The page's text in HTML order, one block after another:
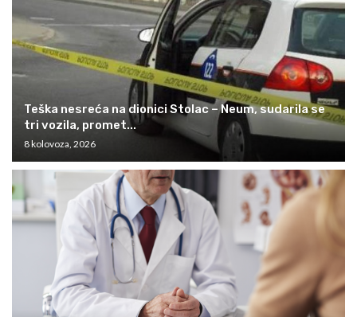
Teška nesreća na dionici Stolac – Neum, sudarila se
tri vozila, promet...
8 kolovoza, 2026